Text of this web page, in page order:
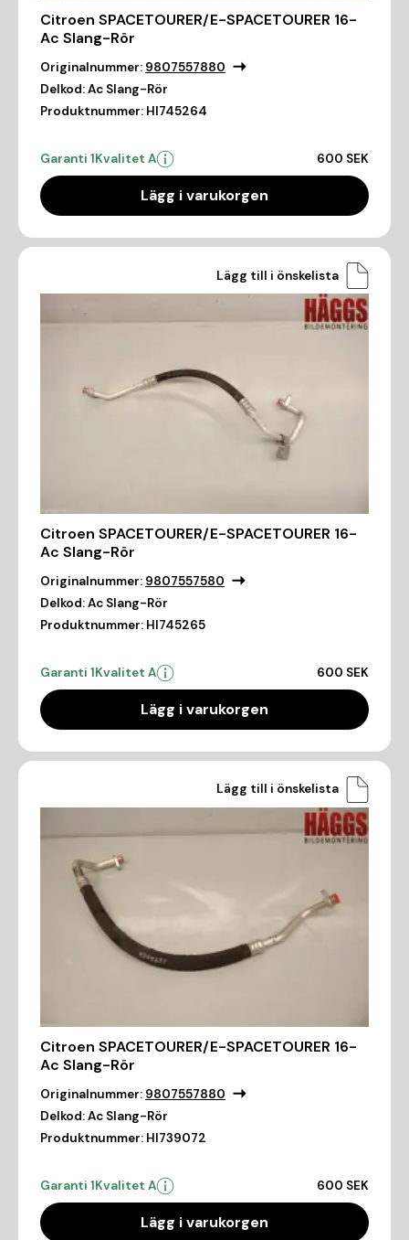
Citroen SPACETOURER/E-SPACETOURER 16-
Ac Slang-Rör
Originalnummer: 9807557880
Delkod:Ac Slang-Rör
Produktnummer: HI745264
Garanti 1Kvalitet A 600 SEK
Lägg i varukorgen
Lägg till i önskelista
Citroen SPACETOURER/E-SPACETOURER 16-
Ac Slang-Rör
Originalnummer: 9807557580
Delkod:Ac Slang-Rör
Produktnummer: HI745265
Garanti 1Kvalitet A 600 SEK
Lägg i varukorgen
Lägg till i önskelista
Citroen SPACETOURER/E-SPACETOURER 16-
Ac Slang-Rör
Originalnummer: 9807557880
Delkod:Ac Slang-Rör
Produktnummer: HI739072
Garanti 1Kvalitet A 600 SEK
Lägg i varukorgen